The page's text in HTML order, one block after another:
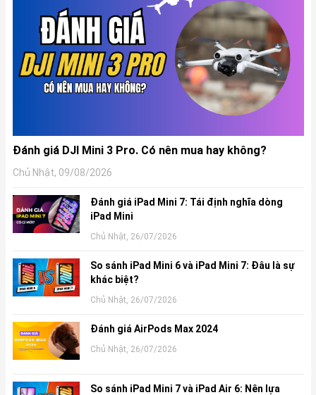
Đánh giá DJI Mini 3 Pro. Có nên mua hay không?
Chủ Nhật, 09/08/2026
Đánh giá iPad Mini 7: Tái định nghĩa dòng
iPad Mini
Chủ Nhật, 26/07/2026
So sánh iPad Mini 6 và iPad Mini 7: Đâu là sự
khác biệt?
Chủ Nhật, 26/07/2026
Đánh giá AirPods Max 2024
Chủ Nhật, 26/07/2026
So sánh iPad Mini 7 và iPad Air 6: Nên lựa